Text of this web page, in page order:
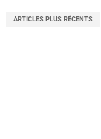
ARTICLES PLUS RÉCENTS